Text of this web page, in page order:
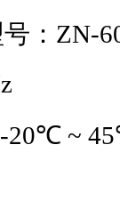
： ZN-
-20℃ ~ 45